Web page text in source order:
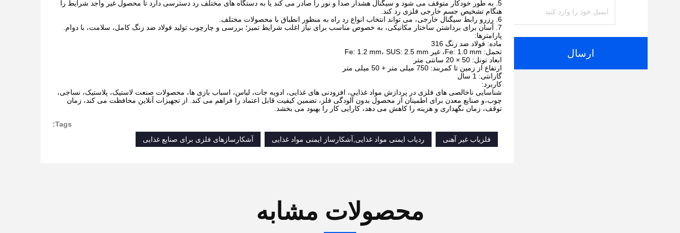
ارسال
5. به طور خودکار متوقف می شود و سیگنال هشدار صدا و نور را صادر می کند یا به دستگاه های مختلف رد دسترسی دارد تا محصول غیر واجد شرایط را
هنگام تشخیص جسم خارجی فلزی رد کند.
6. رزرو رابط سیگنال خارجی، می تواند انتخاب انواع رد راه به منظور انطباق با محصولات مختلف.
7. آسان برای برداشتن ساختار مکانیکی، به خصوص مناسب برای نیاز اغلب شرایط تمیز؛ بررسی و چارچوب تولید فولاد ضد زنگ کامل، سلامت، با دوام.
پارامترها:
ماده: فولاد ضد زنگ 316
تحمل: Fe: 1.0 mm، غیر Fe: 1.2 mm، SUS: 2.5 mm
ابعاد تونل: 50 × 20 سانتی متر
ارتفاع از زمین تا کمربند: 750 میلی متر + 50 میلی متر
گارانتی: 1 سال
کاربرد:
شناسایی ناخالصی های فلزی در پردازش مواد غذایی، افزودنی های غذایی، ادویه جات، لباس، اسباب بازی ها، محصولات صنعت لاستیک، پلاستیک، نساجی،
چوب،و صنایع معدن برای اطمینان از محصول بدون آلودگی فلز، تضمین کیفیت قابل اعتماد را فراهم می کند. از تجهیزات آنلاین محافظت می کند، زمان
توقف، زمان نگهداری و هزینه را کاهش می دهد، کارایی کار را بهبود می بخشد.
Tags:
فلزیاب غیر آهنی
ردیاب ایمنی مواد غذایی,آشکارساز ایمنی مواد غذایی آشکارسازهای فلزی برای صنایع غذایی
محصولات مشابه